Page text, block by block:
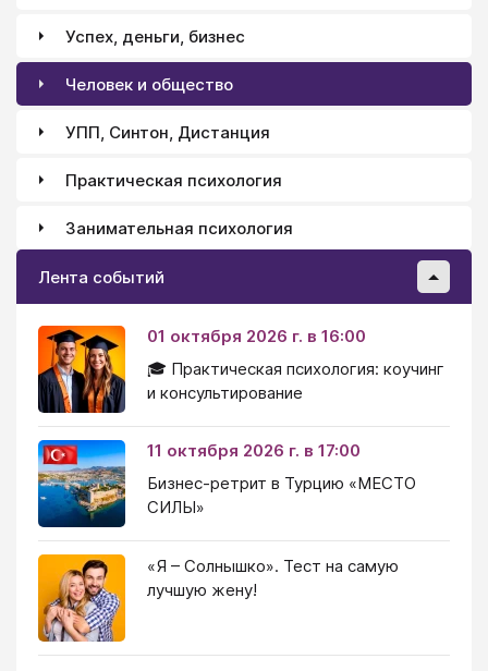
Успех, деньги, бизнес
Человек и общество
УПП, Синтон, Дистанция
Практическая психология
Занимательная психология
Лента событий
01 октября 2026 г. в 16:00
🎓 Практическая психология: коучинг
и консультирование
11 октября 2026 г. в 17:00
Бизнес-ретрит в Турцию «МЕСТО
СИЛЫ»
«Я – Солнышко». Тест на самую
лучшую жену!